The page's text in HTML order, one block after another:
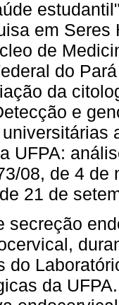
em
de
do
da
e
UFPA:
08, de 4 de
21 de
secreção
do
da